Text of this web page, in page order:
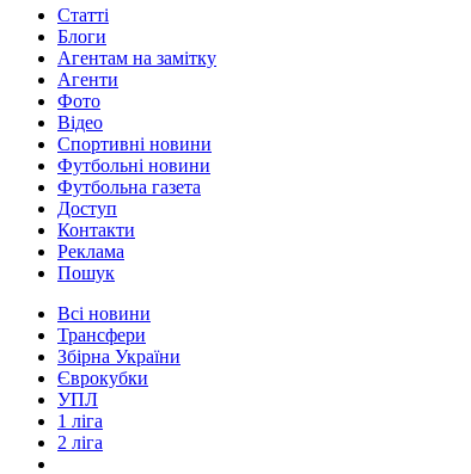
Статті
Блоги
Агентам на замітку
Агенти
Фото
Відео
Спортивні новини
Футбольні новини
Футбольна газета
Доступ
Контакти
Реклама
Пошук
Всі новини
Трансфери
Збірна України
Єврокубки
УПЛ
1 ліга
2 ліга